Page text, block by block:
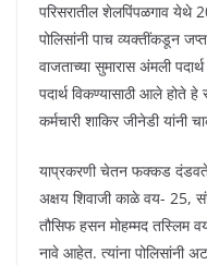
परिसरातील शेलपिंपळगाव येथे
पोलिसांनी पाच व्यक्तींकडून
वाजताच्या सुमारास अंमली
पदार्थ विकण्यासाठी आले होते
कर्मचारी शाकिर जीनेडी यांनी
याप्रकरणी चेतन फक्कड
अक्षय शिवाजी काळे वय- 25,
तौसिफ हसन मोहम्मद तस्लिम
नावे आहेत. त्यांना पोलिसांनी